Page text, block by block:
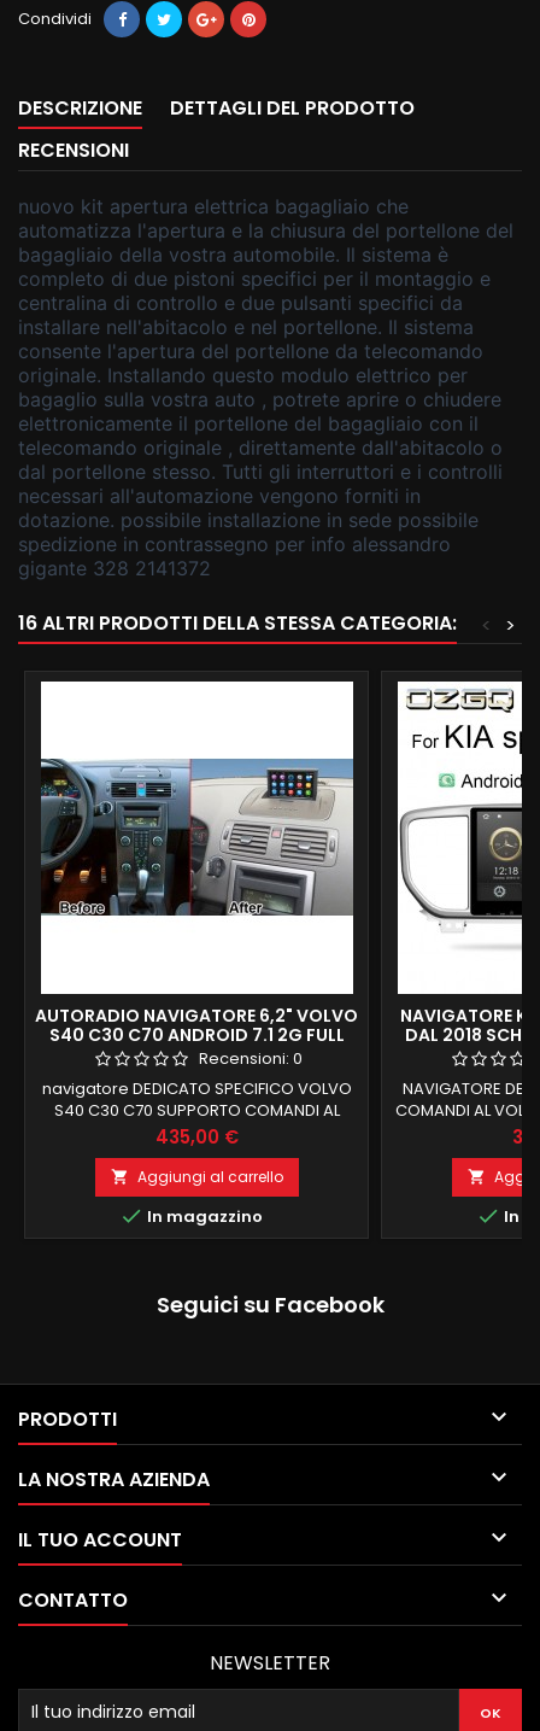
Condividi
DESCRIZIONE
DETTAGLI DEL PRODOTTO
RECENSIONI
nuovo kit apertura elettrica bagagliaio che
automatizza l'apertura e la chiusura del portellone del
bagagliaio della vostra automobile. Il sistema è
completo di due pistoni specifici per il montaggio e
centralina di controllo e due pulsanti specifici da
installare nell'abitacolo e nel portellone. Il sistema
consente l'apertura del portellone da telecomando
originale. Installando questo modulo elettrico per
bagaglio sulla vostra auto , potrete aprire o chiudere
elettronicamente il portellone del bagagliaio con il
telecomando originale , direttamente dall'abitacolo o
dal portellone stesso. Tutti gli interruttori e i controlli
necessari all'automazione vengono forniti in
dotazione. possibile installazione in sede possibile
spedizione in contrassegno per info alessandro
gigante 328 2141372
16 ALTRI PRODOTTI DELLA STESSA CATEGORIA: >
<
AUTORADIO NAVIGATORE 6,2" VOLVO
S40 C30 C70 ANDROID 7.1 2G FULL
HD DAB FULL TOUCH
Recensioni: 0
navigatore DEDICATO SPECIFICO VOLVO
S40 C30 C70 SUPPORTO COMANDI AL
VOLANTE E INFO DI BORDO + CLIMA 2 GB
RAM 16 GB ROM ANDROID 8.1
MANTENIMENTO COMANDI AL VOLANTE E
LOGO ALLA ACCENSIONE FUNZIONE
MIRRORLINK COMPATIBILE MODULO
DAB+WIFI INTEGRATO BLUETOOTH
Prezzo
435,00 €
 Aggiungi al carrello
 In magazzino
NAVIGATORE
DAL 2018
ANDROID 9
NAVIGATORE
COMANDI AL

 In
Seguici su Facebook
PRODOTTI 
LA NOSTRA AZIENDA 
IL TUO ACCOUNT 
CONTATTO 
NEWSLETTER